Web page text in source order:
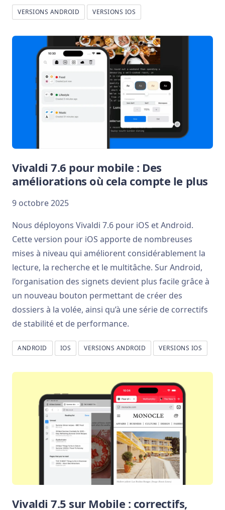
VERSIONS ANDROID VERSIONS IOS
Vivaldi 7.6 pour mobile : Des
améliorations où cela compte le plus
9 octobre 2025
Nous déployons Vivaldi 7.6 pour iOS et Android.
Cette version pour iOS apporte de nombreuses
mises à niveau qui améliorent considérablement la
lecture, la recherche et le multitâche. Sur Android,
l’organisation des signets devient plus facile grâce à
un nouveau bouton permettant de créer des
dossiers à la volée, ainsi qu’à une série de correctifs
de stabilité et de performance.
ANDROID IOS VERSIONS ANDROID VERSIONS IOS
Vivaldi 7.5 sur Mobile : correctifs,